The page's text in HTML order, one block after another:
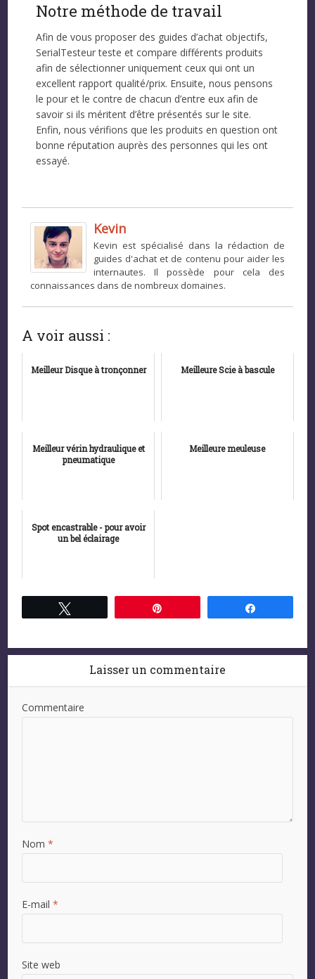
Notre méthode de travail
Afin de vous proposer des guides d’achat objectifs,
SerialTesteur teste et compare différents produits
afin de sélectionner uniquement ceux qui ont un
excellent rapport qualité/prix. Ensuite, nous pensons
le pour et le contre de chacun d’entre eux afin de
savoir si ils méritent d’être présentés sur le site.
Enfin, nous vérifions que les produits en question ont
bonne réputation auprès des personnes qui les ont
essayé.
Kevin
Kevin est spécialisé dans la rédaction de
guides d'achat et de contenu pour aider les
internautes. Il possède pour cela des
connaissances dans de nombreux domaines.
A voir aussi :
Meilleur Disque à tronçonner Meilleure Scie à bascule
Meilleur vérin hydraulique et
pneumatique
Meilleure meuleuse
Spot encastrable - pour avoir
un bel éclairage
Laisser un commentaire
Commentaire
Nom*
E-mail*
Site web